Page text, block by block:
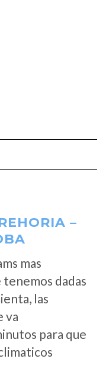
modo de navegación
–
mas
dadas
las
va
para que